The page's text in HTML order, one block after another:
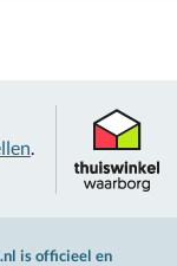
.
is officieel en